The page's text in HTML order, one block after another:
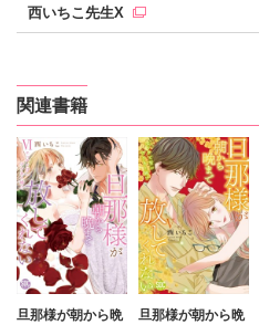
西いちこ先生X
関連書籍
旦那様が朝から晩
旦那様が朝から晩